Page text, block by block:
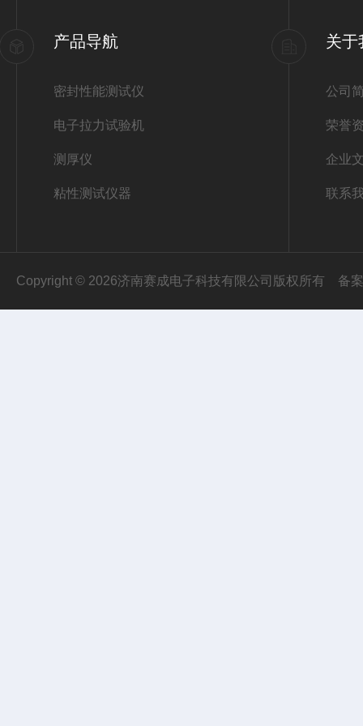
产品导航
密封性能测试仪
电子拉力试验机
测厚仪
粘性测试仪器
关于
公司
荣誉
企业
联系
Copyright © 2026济南赛成电子科技有限公司版权所有 备